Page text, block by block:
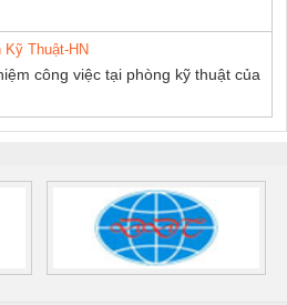
Kỹ Thuật-HN
công việc tại phòng kỹ thuật của